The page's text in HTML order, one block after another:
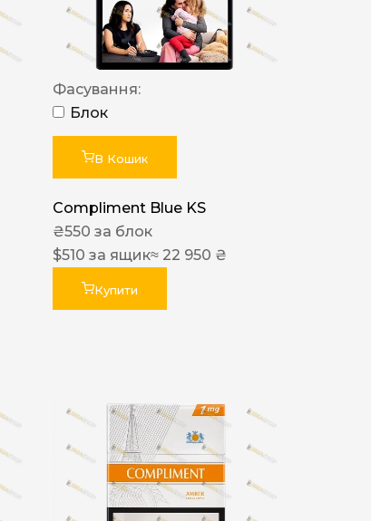
Фасування:
Блок
В Кошик
Compliment Blue KS
₴550 за блок
$510 за ящик≈ 22 950 ₴
Купити